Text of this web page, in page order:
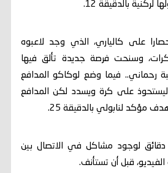
لركنية بالدقيقة 12.
على كالياري، الذي وجد لاعبوه
وسنحت فرصة جديدة تألق فيها
رحماني.. فيما وضع لوكاكو المدافع
على كرة ويسدد لكن المدافع
مؤكد لنابولي بالدقيقة 25.
دقائق لوجود مشاكل في الاتصال بين
قبل أن تستأنف.